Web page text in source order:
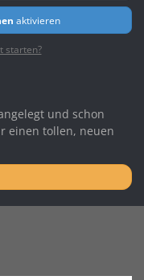
aktivieren
starten?
und schon
einen tollen, neuen